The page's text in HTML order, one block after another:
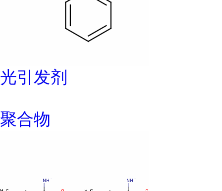
光引发剂
聚合物